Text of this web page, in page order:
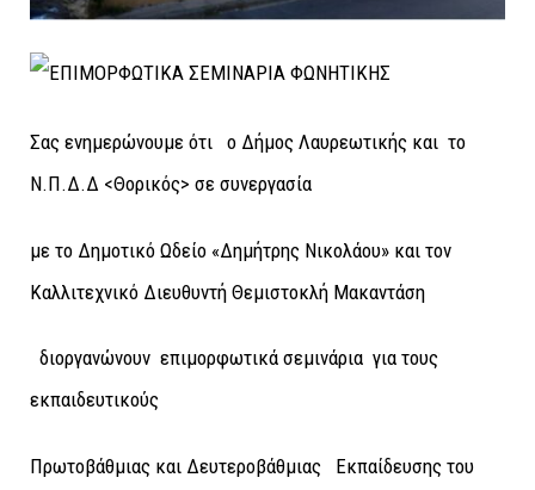
Σας ενημερώνουμε ότι ο Δήμος Λαυρεωτικής και το
Ν.Π.Δ.Δ <Θορικός> σε συνεργασία
με το Δημοτικό Ωδείο «Δημήτρης Νικολάου» και τον
Καλλιτεχνικό Διευθυντή Θεμιστοκλή Μακαντάση
διοργανώνουν επιμορφωτικά σεμινάρια για τους
εκπαιδευτικούς
Πρωτοβάθμιας και Δευτεροβάθμιας Εκπαίδευσης του